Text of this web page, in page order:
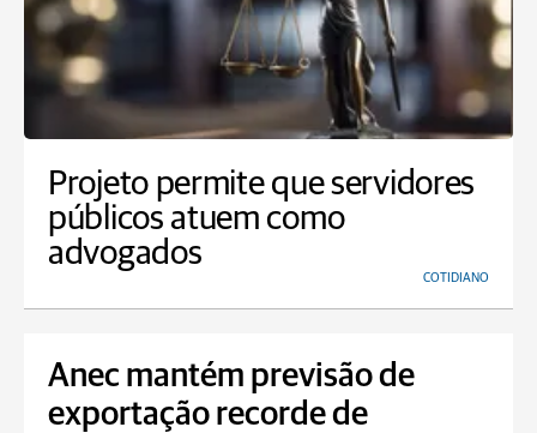
Projeto permite que servidores
públicos atuem como
advogados
COTIDIANO
Anec mantém previsão de
exportação recorde de